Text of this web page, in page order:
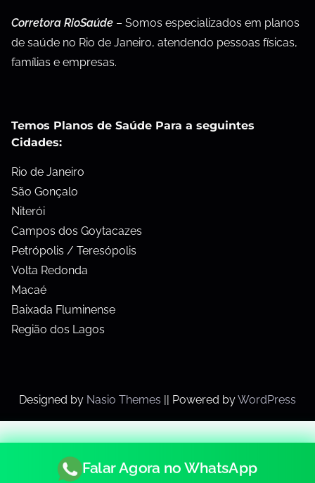
Corretora RioSaúde – Somos especializados em planos
de saúde no Rio de Janeiro, atendendo pessoas físicas,
famílias e empresas.
Temos Planos de Saúde Para a seguintes
Cidades:
Rio de Janeiro
São Gonçalo
Niterói
Campos dos Goytacazes
Petrópolis / Teresópolis
Volta Redonda
Macaé
Baixada Fluminense
Região dos Lagos
Designed by Nasio Themes Powered byWordPress
Falar Agora no WhatsApp